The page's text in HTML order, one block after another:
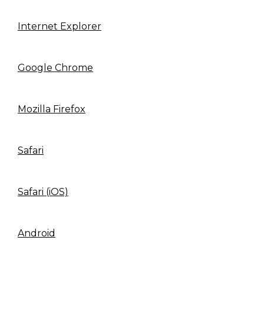
Internet Explorer
Google Chrome
Mozilla Firefox
Safari
Safari (iOS)
Android